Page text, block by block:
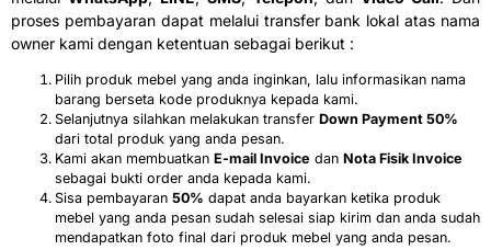
proses pembayaran dapat melalui transfer bank lokal atas nama
owner kami dengan ketentuan sebagai berikut :
Pilih produk mebel yang anda inginkan, lalu informasikan nama
barang berseta kode produknya kepada kami.
Selanjutnya silahkan melakukan transfer Down Payment 50%
dari total produk yang anda pesan.
Kami akan membuatkan E-mail Invoice dan Nota Fisik Invoice
sebagai bukti order anda kepada kami.
Sisa pembayaran 50% dapat anda bayarkan ketika produk
mebel yang anda pesan sudah selesai siap kirim dan anda sudah
mendapatkan foto final dari produk mebel yang anda pesan.